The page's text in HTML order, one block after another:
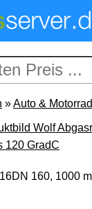
»Auto & Motorrad
160, 1000